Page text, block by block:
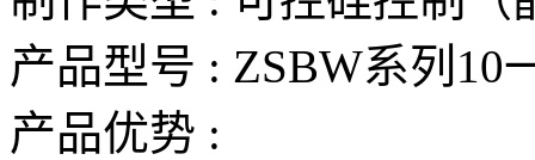
产品型号 : ZSBW系列10
产品优势 :